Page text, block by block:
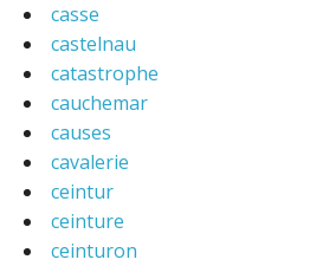
casse
castelnau
catastrophe
cauchemar
causes
cavalerie
ceintur
ceinture
ceinturon